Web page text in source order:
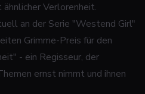
Verlorenheit.
an der Serie "Westend Girl"
Grimme-Preis für den
- ein Regisseur, der
ernst nimmt und ihnen